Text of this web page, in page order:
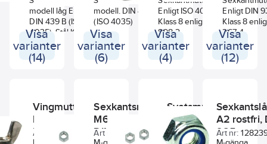
modell låg Enligt
DIN 439 B (ISO
4035). Stål Klass 4.0
blankförzinkad.
Visa
varianter
(14)
modell. DIN 439B
(ISO 4035)
Visa
varianter
(6)
Enligt ISO 4032. Stål
Klass 8 enligt ISO
898-2
Visa
varianter
(4)
Enligt DIN
Klass 8
267-4
Visa
varianter
(12)
Vingmutter
MVM
blankförzinkad
Art nr:
106247
Sexkantsmutter
M6M A2 rostfri
DIN 934
Art nr:
160332
Svetsmutter
SV6M A2
rostfri DIN
Art nr: 300146
A2 rostfri,
985
Art nr: